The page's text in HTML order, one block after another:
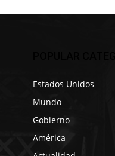
Estados Unidos
Mundo
Gobierno
América